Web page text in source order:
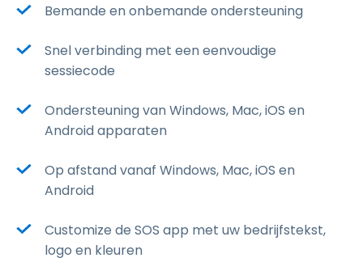
Bemande en onbemande ondersteuning
Snel verbinding met een eenvoudige
sessiecode
Ondersteuning van Windows, Mac, iOS en
Android apparaten
Op afstand vanaf Windows, Mac, iOS en
Android
Customize de SOS app met uw bedrijfstekst,
logo en kleuren